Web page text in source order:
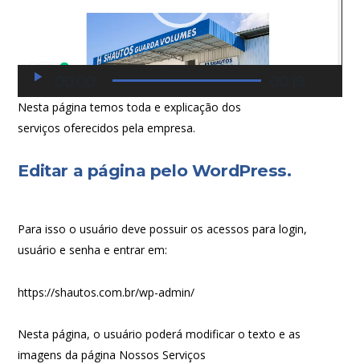
Nesta página temos toda e explicação dos
serviços oferecidos pela empresa.
Editar a página pelo WordPress.
Para isso o usuário deve possuir os acessos para login,
usuário e senha e entrar em:
https://shautos.com.br/wp-admin/
Nesta página, o usuário poderá modificar o texto e as
imagens da página Nossos Serviços